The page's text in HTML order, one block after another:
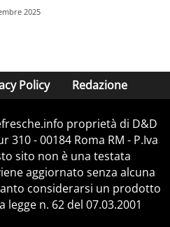
2025
Policy Redazione
proprietà di D&D
310 - 00184 Roma RM - P.Iva
sito non è una testata
aggiornato senza alcuna
considerarsi un prodotto
n. 62 del 07.03.2001